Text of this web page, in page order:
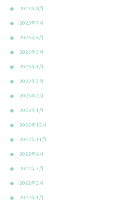
2023年8月
2023年7月
2023年6月
2023年5月
2023年4月
2023年3月
2023年2月
2023年1月
2022年12月
2022年11月
2022年6月
2022年3月
2022年2月
2022年1月